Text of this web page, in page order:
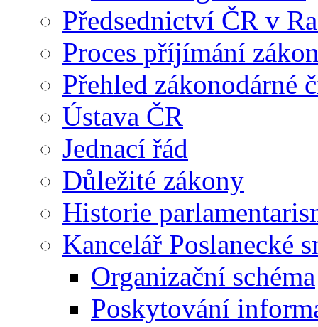
Předsednictví ČR v
Proces příjímání
Přehled zákonodárné
Ústava ČR
Jednací řád
Důležité zákony
Historie
Kancelář Poslanecké
Organizační schéma
Poskytování